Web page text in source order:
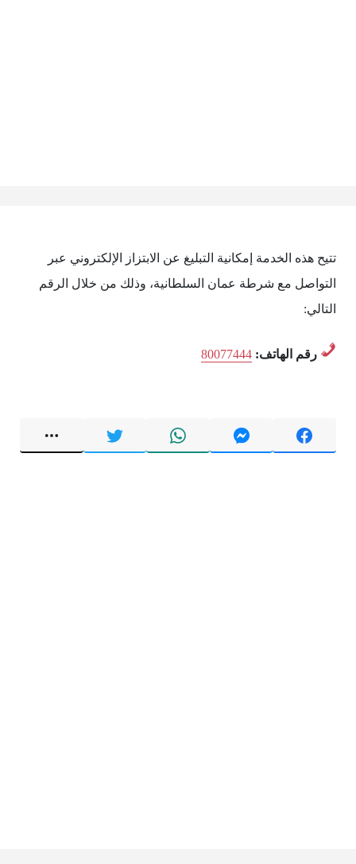
تتيح هذه الخدمة إمكانية التبليغ عن الابتزاز الإلكتروني عبر
التواصل مع شرطة عمان السلطانية، وذلك من خلال الرقم
التالي:
رقم الهاتف: 80077444